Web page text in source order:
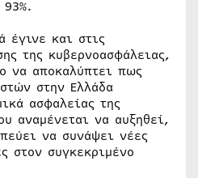
έγινε και στις
της κυβερνοασφάλειας,
να αποκαλύπτει πως
στην Ελλάδα
ασφαλείας της
αναμένεται να αυξηθεί,
να συνάψει νέες
στον συγκεκριμένο